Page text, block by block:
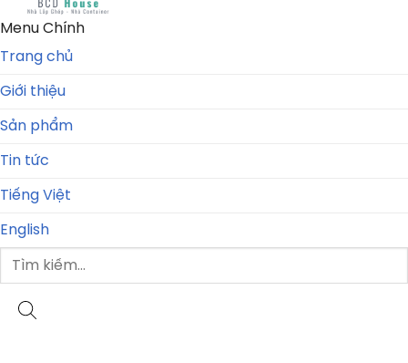
Menu Chính
Trang chủ
Giới thiệu
Sản phẩm
Tin tức
Tiếng Việt
English